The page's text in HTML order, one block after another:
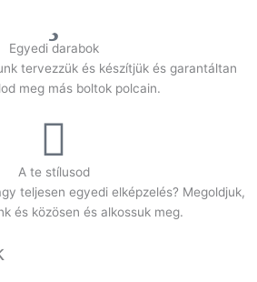
Egyedi darabok
tervezzük és készítjük és garantáltan
meg más boltok polcain.
A te stílusod
teljesen egyedi elképzelés? Megoldjuk,
és közösen és alkossuk meg.